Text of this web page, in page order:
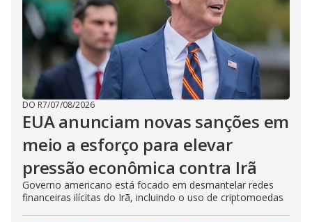
DO R7/07/08/2026
EUA anunciam novas sanções em
meio a esforço para elevar
pressão econômica contra Irã
Governo americano está focado em desmantelar redes
financeiras ilícitas do Irã, incluindo o uso de criptomoedas